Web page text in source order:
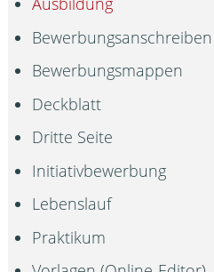
Bewerbungsanschreiben
Bewerbungsmappen
Deckblatt
Dritte Seite
Initiativbewerbung
Lebenslauf
Praktikum